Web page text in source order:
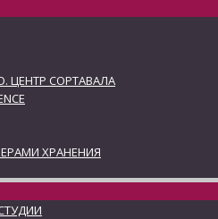
ЦЕНТР СОРТАВАЛА
ХРАНЕНИЯ